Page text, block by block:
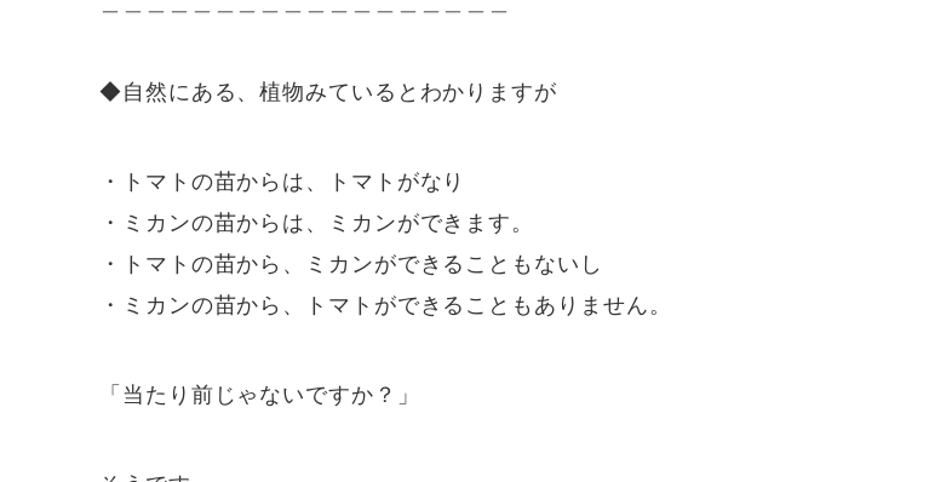
◆自然にある、植物みているとわかりますが
・トマトの苗からは、トマトがなり
・ミカンの苗からは、ミカンができます。
・トマトの苗から、ミカンができることもないし
・ミカンの苗から、トマトができることもありません。
「当たり前じゃないですか？」